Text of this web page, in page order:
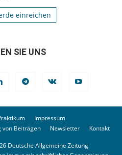
einreichen
SIE UNS
Impressum
von Beiträgen
Newsletter Kontakt
Deutsche Allgemeine Zeitung